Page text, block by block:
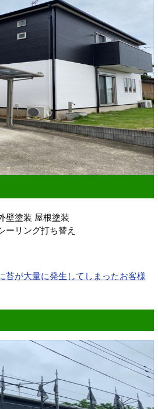
壁塗装 屋根塗装
ーリング打ち替え
苔が大量に発生してしまったお客様